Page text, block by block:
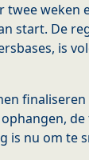
twee weken
start. De
is
is nu om te